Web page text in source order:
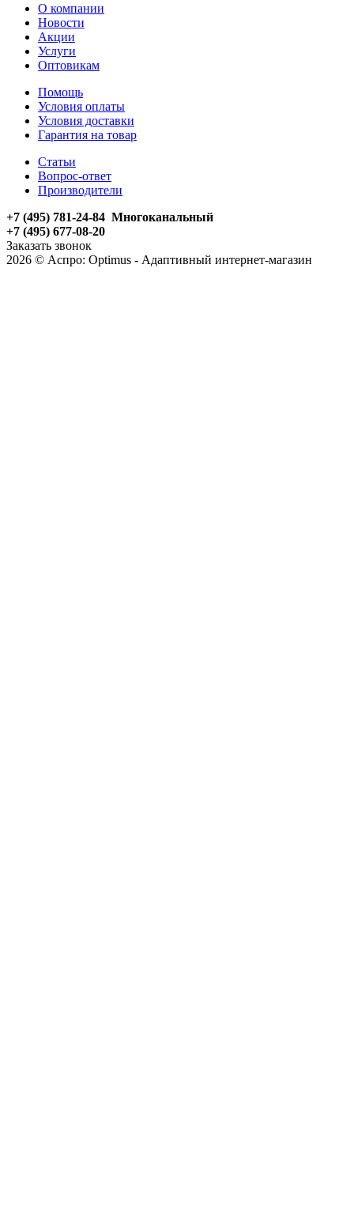
О компании
Новости
Акции
Услуги
Оптовикам
Помощь
Условия оплаты
Условия доставки
Гарантия на товар
Статьи
Вопрос-ответ
Производители
+7 (495) 781-24-84 Многоканальный
+7 (495) 677-08-20
Заказать звонок
2026 © Аспро: Optimus - Адаптивный интернет-магазин